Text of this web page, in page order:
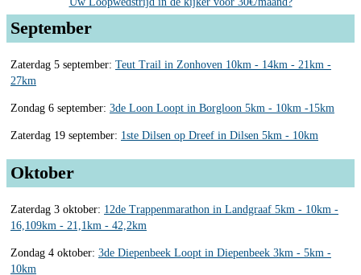
September
Zaterdag 5 september: Teut Trail in Zonhoven 10km - 14km - 21km -
27km
Zondag 6 september: 3de Loon Loopt in Borgloon 5km - 10km -15km
Zaterdag 19 september: 1ste Dilsen op Dreef in Dilsen 5km - 10km
Oktober
Zaterdag 3 oktober: 12de Trappenmarathon in Landgraaf 5km - 10km -
16,109km - 21,1km - 42,2km
Zondag 4 oktober: 3de Diepenbeek Loopt in Diepenbeek 3km - 5km -
10km